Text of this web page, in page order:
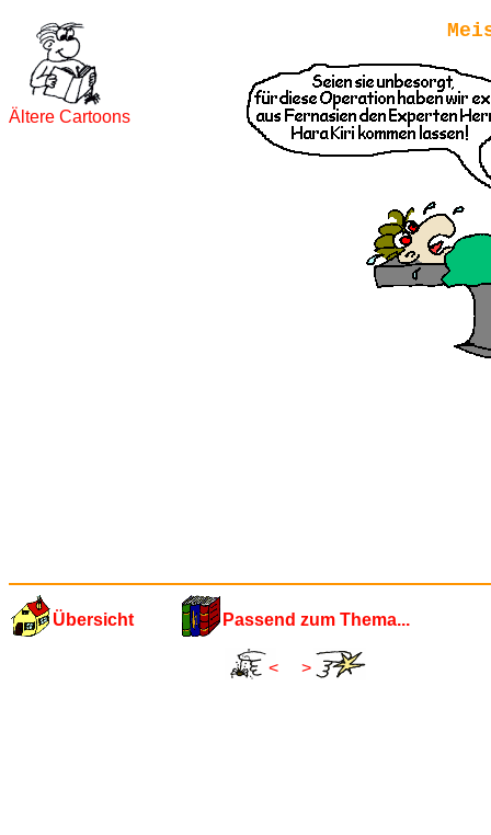
Ältere Cartoons
Übersicht Passend zum Thema...
< >